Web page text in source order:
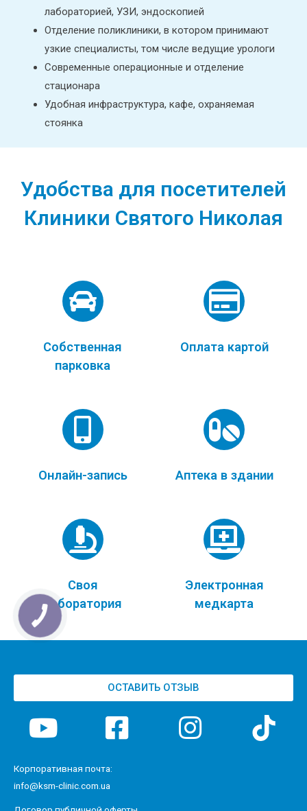
лабораторией, УЗИ, эндоскопией
Отделение поликлиники, в котором принимают
узкие специалисты, том числе ведущие урологи
Современные операционные и отделение
стационара
Удобная инфраструктура, кафе, охраняемая
стоянка
Удобства для посетителей
Клиники Святого Николая
Собственная
парковка
Оплата картой
Онлайн-запись Аптека в здании
Своя
лаборатория
Электронная
медкарта
ОСТАВИТЬ ОТЗЫВ
Корпоративная почта:
info@ksm-clinic.com.ua